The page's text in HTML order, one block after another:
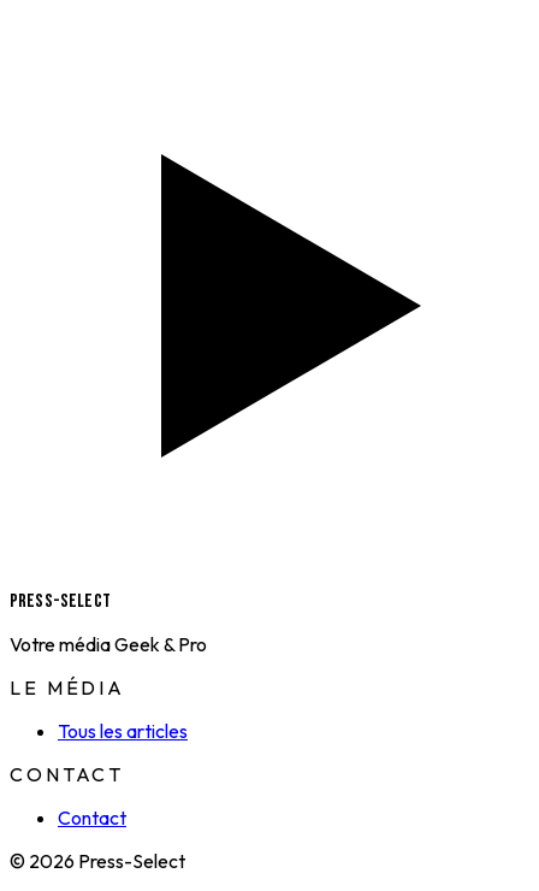
Press-Select
Votre média Geek & Pro
LE MÉDIA
Tous les articles
CONTACT
Contact
© 2026 Press-Select